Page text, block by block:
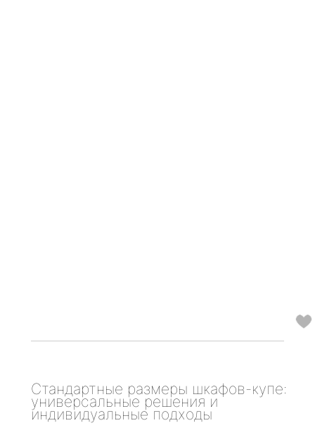
Стандартные размеры шкафов-купе:
универсальные решения и
индивидуальные подходы